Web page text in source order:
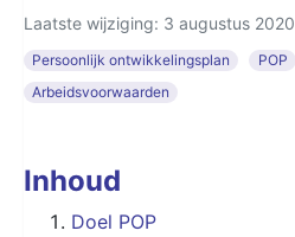
Laatste wijziging: 3 augustus 2020
Persoonlijk ontwikkelingsplan POP
Arbeidsvoorwaarden
Inhoud
Doel POP